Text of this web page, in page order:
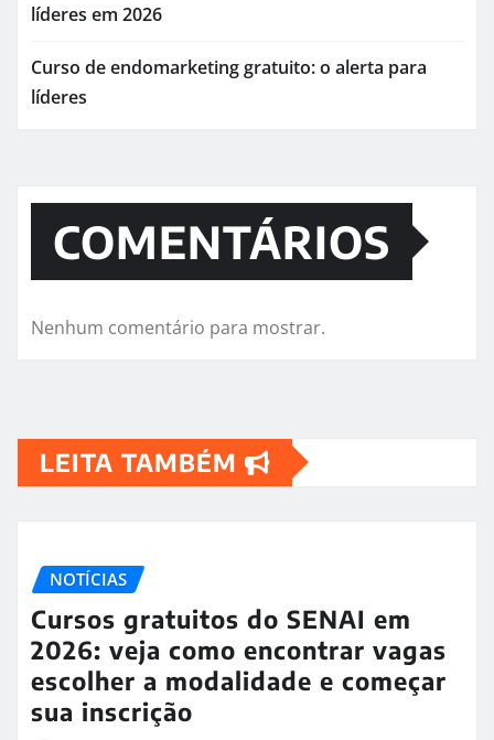
líderes em 2026
Curso de endomarketing gratuito: o alerta para
líderes
COMENTÁRIOS
Nenhum comentário para mostrar.
LEITA TAMBÉM
NOTÍCIAS
Cursos gratuitos do SENAI em
2026: veja como encontrar vagas
escolher a modalidade e começar
sua inscrição